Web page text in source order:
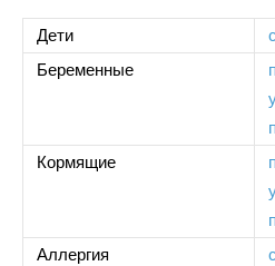
Дети
Беременные
Кормящие
Аллергия